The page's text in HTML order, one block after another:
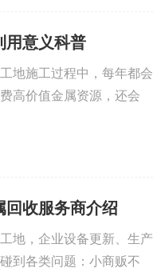
用意义科普
地施工过程中，每年都
高价值金属资源，还会
收服务商介绍
地，企业设备更新、生
到各类问题：小商贩不